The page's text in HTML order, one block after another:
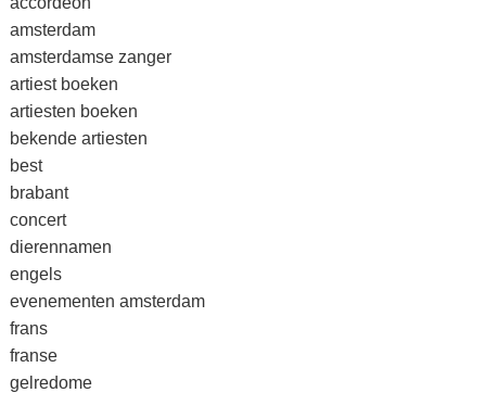
amsterdam
amsterdamse zanger
artiest boeken
artiesten boeken
bekende artiesten
best
brabant
concert
dierennamen
engels
evenementen amsterdam
frans
franse
gelredome